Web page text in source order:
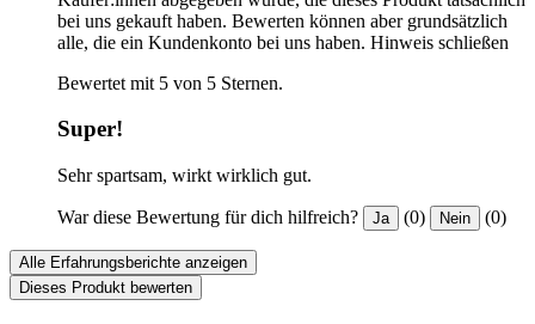
bei uns gekauft haben. Bewerten können aber grundsätzlich
alle, die ein Kundenkonto bei uns haben. Hinweis schließen
Bewertet mit 5 von 5 Sternen.
Super!
Sehr spartsam, wirkt wirklich gut.
War diese Bewertung für dich hilfreich? Ja (0) Nein (0)
Alle Erfahrungsberichte anzeigen
Dieses Produkt bewerten